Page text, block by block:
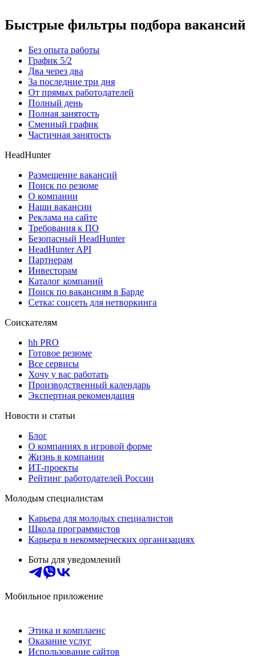
Быстрые фильтры подбора вакансий
Без опыта работы
График 5/2
Два через два
За последние три дня
От прямых работодателей
Полный день
Полная занятость
Сменный график
Частичная занятость
HeadHunter
Размещение вакансий
Поиск по резюме
О компании
Наши вакансии
Реклама на сайте
Требования к ПО
Безопасный HeadHunter
HeadHunter API
Партнерам
Инвесторам
Каталог компаний
Поиск по вакансиям в Барде
Сетка: соцсеть для нетворкинга
Соискателям
hh PRO
Готовое резюме
Все сервисы
Хочу у вас работать
Производственный календарь
Экспертная рекомендация
Новости и статьи
Блог
О компаниях в игровой форме
Жизнь в компании
ИТ-проекты
Рейтинг работодателей России
Молодым специалистам
Карьера для молодых специалистов
Школа программистов
Карьера в некоммерческих организациях
Боты для уведомлений
Мобильное приложение
Этика и комплаенс
Оказание услуг
Использование сайтов